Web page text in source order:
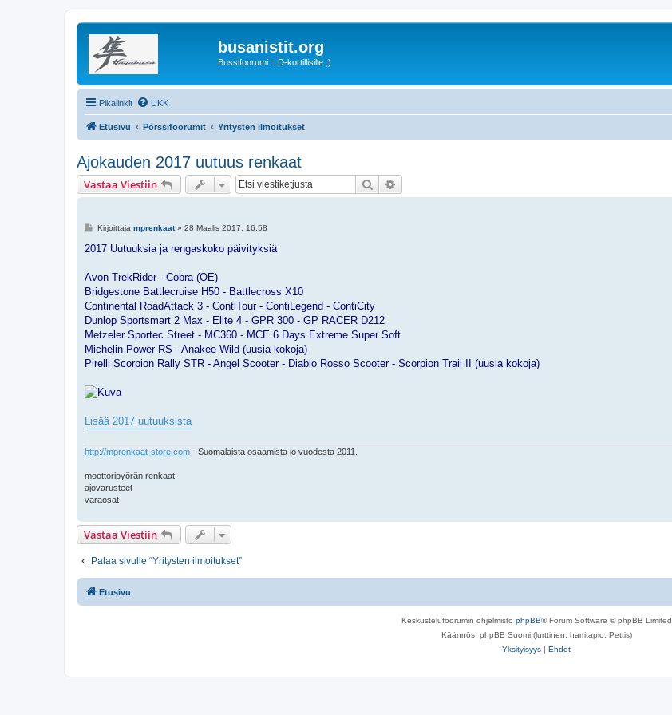
busanistit.org
Bussifoorumi :: D-kortillisille ;)
Pikalinkit UKK
Etusivu Pörssifoorumit Yritysten ilmoitukset
Ajokauden 2017 uutuus renkaat
Vastaa Viestiin Etsi
V
e
i
Kirjoittaja mprenkaat» 28 Maalis 2017, 16:58
2017 Uutuuksia ja rengaskoko päivityksiä
Avon TrekRider - Cobra (OE)
Bridgestone Battlecruise H50 - Battlecross X10
Continental RoadAttack 3 - ContiTour - ContiLegend - ContiCity
Dunlop Sportsmart 2 Max - Elite 4 - GPR 300 - GP RACER D212
Metzeler Sportec Street - MC360 - MCE 6 Days Extreme Super Soft
Michelin Power RS - Anakee Wild (uusia kokoja)
Pirelli Scorpion Rally STR - Angel Scooter - Diablo Rosso Scooter - Scorpion Trail II (uusia kokoja)
Lisää 2017 uutuuksista
http://mprenkaat-store.com - Suomalaista osaamista jo vuodesta 2011.
moottoripyörän renkaat
ajovarusteet
varaosat
Vastaa Viestiin
Palaa sivulle “Yritysten ilmoitukset”
Etusivu
Keskustelufoorumin ohjelmisto phpBB® Forum Software © phpBB Limited
Käännös: phpBB Suomi (lurttinen, harritapio, Pettis)
Yksityisyys | Ehdot